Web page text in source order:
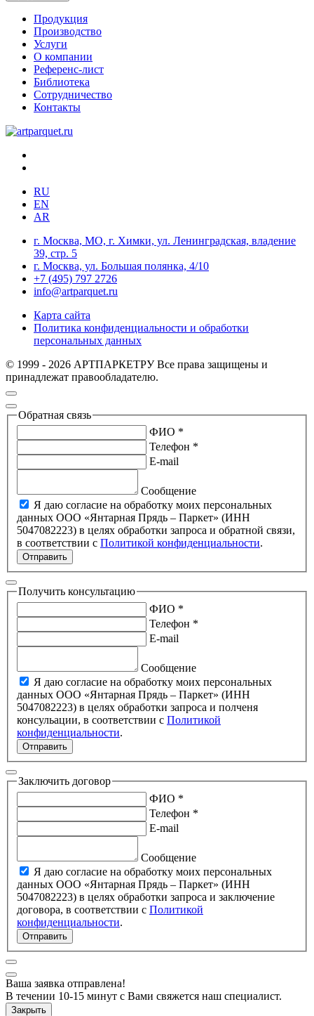
Продукция
Производство
Услуги
О компании
Референс-лист
Библиотека
Сотрудничество
Контакты
RU
EN
AR
г. Москва, МО, г. Химки, ул. Ленинградская, владение
39, стр. 5
г. Москва, ул. Большая полянка, 4/10
+7 (495) 797 2726
info@artparquet.ru
Карта сайта
Политика конфиденциальности и обработки
персональных данных
© 1999 - 2026 АРТПАРКЕТРУ Все права защищены и
принадлежат правообладателю.
Обратная связь
ФИО *
Телефон *
E-mail
Сообщение
Я даю согласие на обработку моих персональных
данных ООО «Янтарная Прядь – Паркет» (ИНН
5047082223) в целях обработки запроса и обратной связи,
в соответствии с Политикой конфиденциальности.
Отправить
Получить консультацию
ФИО *
Телефон *
E-mail
Сообщение
Я даю согласие на обработку моих персональных
данных ООО «Янтарная Прядь – Паркет» (ИНН
5047082223) в целях обработки запроса и полченя
консульации, в соответствии с Политикой
конфиденциальности.
Отправить
Заключить договор
ФИО *
Телефон *
E-mail
Сообщение
Я даю согласие на обработку моих персональных
данных ООО «Янтарная Прядь – Паркет» (ИНН
5047082223) в целях обработки запроса и заключение
договора, в соответствии с Политикой
конфиденциальности.
Отправить
Ваша заявка отправлена!
В течении 10-15 минут с Вами свяжется наш специалист.
Закрыть